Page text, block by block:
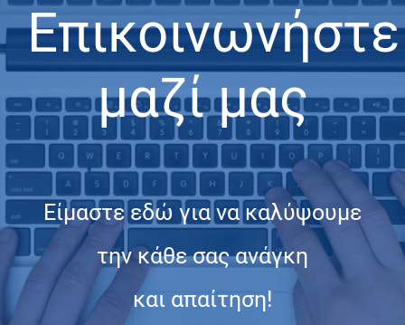
Επικοινωνήστε
μαζί μας
Είμαστε εδώ για να καλύψουμε
την κάθε σας ανάγκη
και απαίτηση!